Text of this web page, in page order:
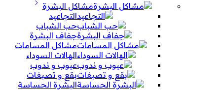
مشاكل البشرة
التجاعيد
حب الشباب
جفاف البشرة
مشاكل المسامات
الهالات السوداء
عيوب و ندوب
بقع و تصبغات
البشرة الحساسة